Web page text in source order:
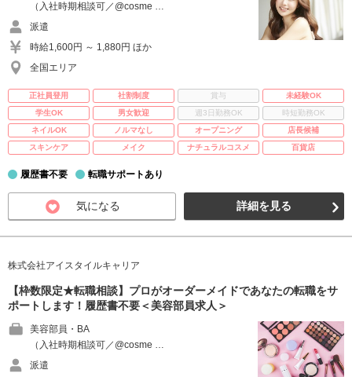
（入社時期相談可／@cosme …
派遣
時給1,600円 ～ 1,880円 ほか
全国エリア
正社員登用 社割制度 賞与
未経験OK
学生OK
男女歓迎 週3日勤務OK
時短勤務OK
ネイルOK
ノルマなし オープニング
店長候補
スキンケア
メイク ナチュラルコスメ 百貨店
履歴書不要 転職サポートあり
気になる 詳細を見る
株式会社アイスタイルキャリア
【枠数限定★転職相談】プロがオーダーメイドであなたの転職をサ
ポートします！履歴書不要＜美容部員求人＞
美容部員・BA
（入社時期相談可／@cosme …
派遣